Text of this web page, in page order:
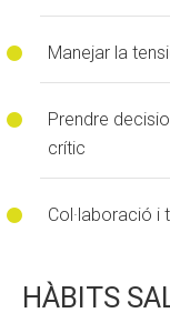
Manejar la
Prendre
crític
Col·laboració i
HÀBITS